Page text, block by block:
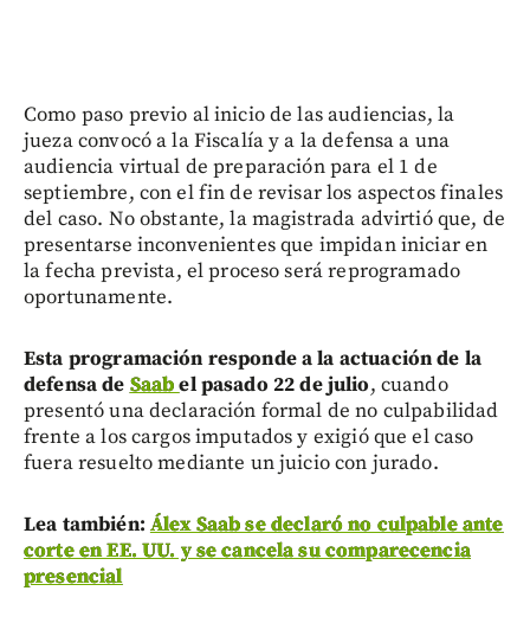
Como paso previo al inicio de las audiencias, la
jueza convocó a la Fiscalía y a la defensa a una
audiencia virtual de preparación para el 1 de
septiembre, con el fin de revisar los aspectos finales
del caso. No obstante, la magistrada advirtió que, de
presentarse inconvenientes que impidan iniciar en
la fecha prevista, el proceso será reprogramado
oportunamente.
Esta programación responde a la actuación de la
defensa de Saabel pasado 22 de julio, cuando
presentó una declaración formal de no culpabilidad
frente a los cargos imputados y exigió que el caso
fuera resuelto mediante un juicio con jurado.
Lea también: Álex Saab se declaró no culpable ante
corte en EE. UU. y se cancela su comparecencia
presencial